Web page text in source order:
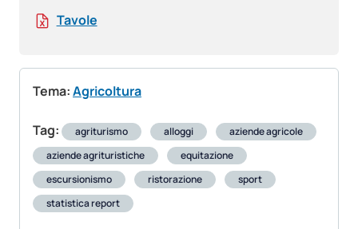
Tavole
Tema:Agricoltura
Tag: agriturismo alloggi
aziende agricole
aziende agrituristiche
equitazione
escursionismo
ristorazione
sport
statistica report